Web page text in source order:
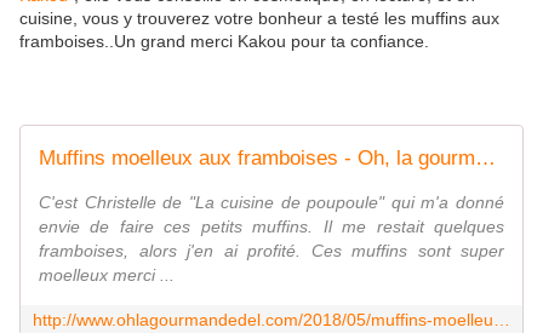
cuisine, vous y trouverez votre bonheur a testé les muffins aux
framboises..Un grand merci Kakou pour ta confiance.
Muffins moelleux aux framboises - Oh, la gourmande..
C'est Christelle de "La cuisine de poupoule" qui m'a donné
envie de faire ces petits muffins. Il me restait quelques
framboises, alors j'en ai profité. Ces muffins sont super
moelleux merci ...